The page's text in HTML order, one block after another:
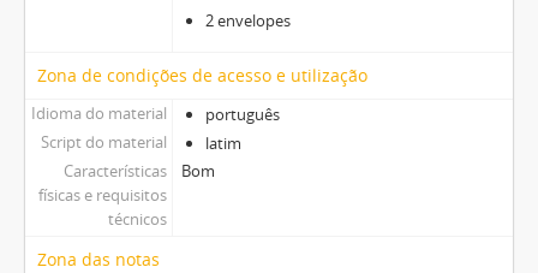
2 envelopes
Zona de condições de acesso e utilização
Idioma do material
português
Script do material
latim
Características
físicas e requisitos
técnicos
Bom
Zona das notas